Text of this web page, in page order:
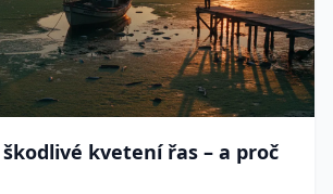
kvetení řas – a proč